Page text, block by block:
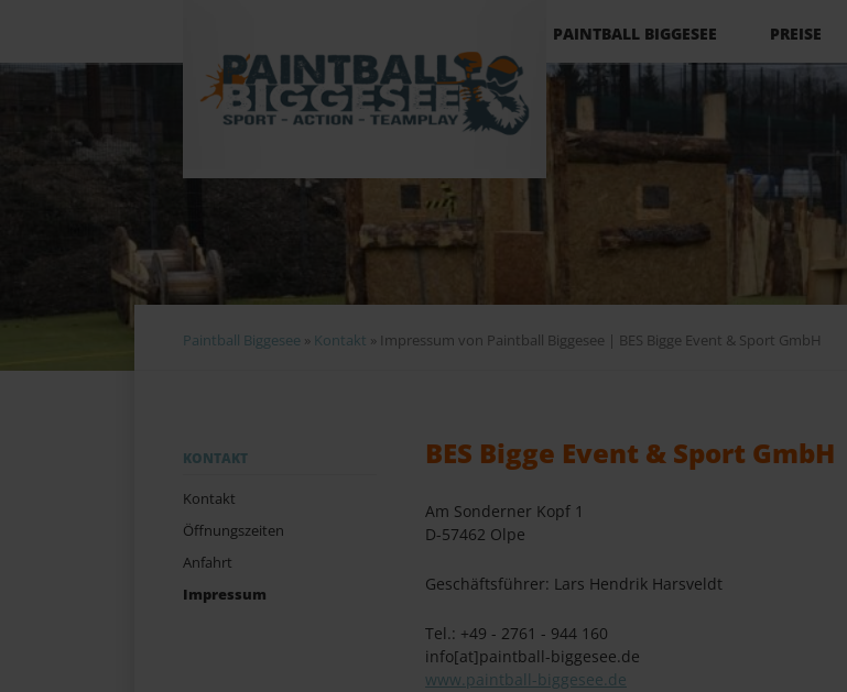
überspringen
PAINTBALL BIGGESEE PREISE
Navigation
überspringen
Paintball Biggesee » Kontakt » Impressum von Paintball Biggesee | BES Bigge Event & Sport GmbH
Navigation
KONTAKT
Kontakt
Öffnungszeiten
Anfahrt
Impressum
BES Bigge Event & Sport GmbH
Am Sonderner Kopf 1
D-57462 Olpe
Geschäftsführer: Lars Hendrik Harsveldt
Tel.: +49 - 2761 - 944 160
info[at]paintball-biggesee.de
www.paintball-biggesee.de